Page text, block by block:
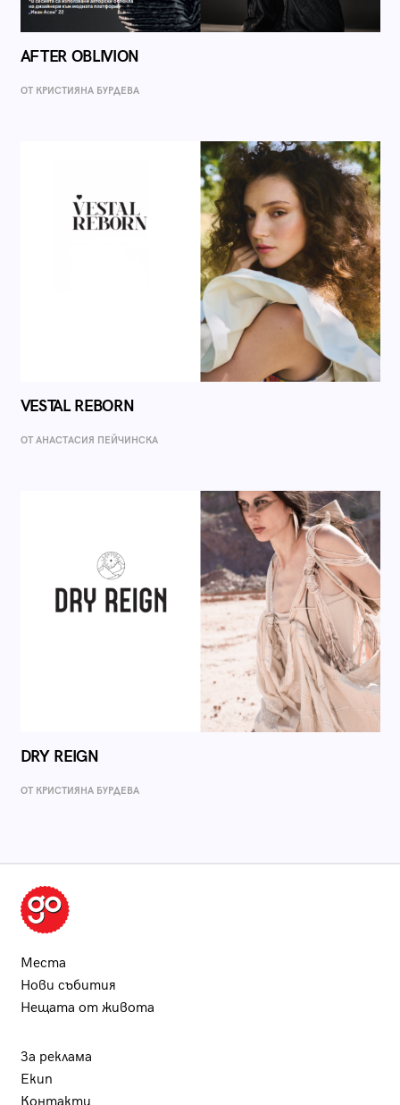
AFTER OBLIVION
ОТ КРИСТИЯНА БУРДЕВА
VESTAL REBORN
ОТ AНАСТАСИЯ ПЕЙЧИНСКА
DRY REIGN
ОТ КРИСТИЯНА БУРДЕВА
Места
Нови събития
Нещата от живота
За реклама
Екип